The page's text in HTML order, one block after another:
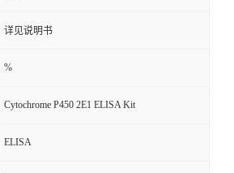
详见说明书
%
Cytochrome P450 2E1 ELISA Kit
ELISA